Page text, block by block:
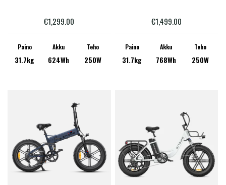
Voit
tehdä
€1,299.00
Paino
31.7kg
Akku
624Wh
Teho
250W
Voit
tehdä
€1,499.00
Paino
31.7kg
Akku
768Wh
Teho
250W